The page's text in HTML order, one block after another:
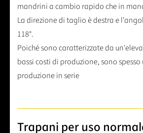
mandrini a cambio rapido che in
La direzione di taglio è destra e
118°.
Poiché sono caratterizzate da
bassi costi di produzione, sono
produzione in serie
Trapani per uso